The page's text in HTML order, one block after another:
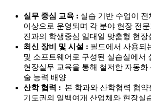
실무 중심 교육 : 실습 기반 수업이 전
이상으로 운영되며 각 분야 현장 전
진과의 학생중심 일대일 맞춤형 현장
최신 장비 및 시설 : 필드에서 사용되
및 소프트웨어로 구성된 실습실에서
현장실무 교육을 통해 철저한 자동화
술 능력 배양
산학 협력 : 본 학과와 산학협력 협약
기도권의 일백여개 산업체와 현장실